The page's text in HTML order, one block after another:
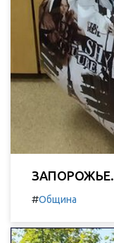
ЗАПОРОЖЬЕ.
#Община